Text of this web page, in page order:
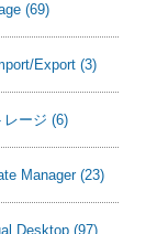
(69)
Export (3)
レージ (6)
Manager (23)
Desktop (97)